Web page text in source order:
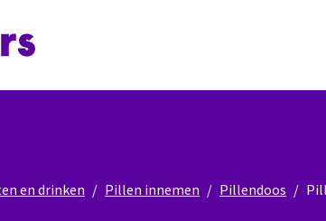
en drinken Pillen innemen Pillendoos